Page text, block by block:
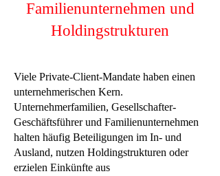
Familienunternehmen und
Holdingstrukturen
Viele Private-Client-Mandate haben einen
unternehmerischen Kern.
Unternehmerfamilien, Gesellschafter-
Geschäftsführer und Familienunternehmen
halten häufig Beteiligungen im In- und
Ausland, nutzen Holdingstrukturen oder
erzielen Einkünfte aus